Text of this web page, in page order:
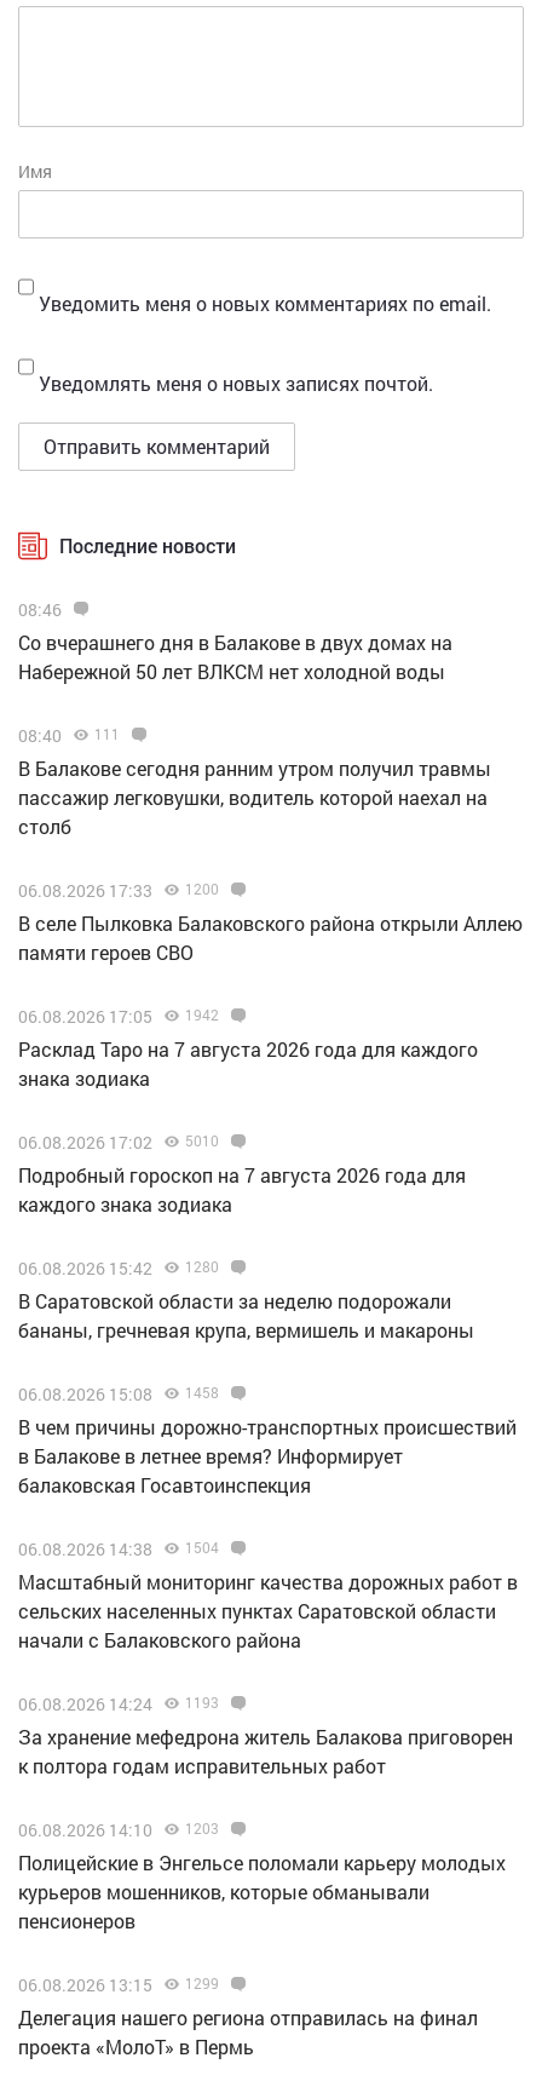
Имя
Уведомить меня о новых комментариях по email.
Уведомлять меня о новых записях почтой.
Последние новости
08:46
Со вчерашнего дня в Балакове в двух домах на
Набережной 50 лет ВЛКСМ нет холодной воды
08:40 111
В Балакове сегодня ранним утром получил травмы
пассажир легковушки, водитель которой наехал на
столб
06.08.2026 17:33 1200
В селе Пылковка Балаковского района открыли Аллею
памяти героев СВО
06.08.2026 17:05 1942
Расклад Таро на 7 августа 2026 года для каждого
знака зодиака
06.08.2026 17:02 5010
Подробный гороскоп на 7 августа 2026 года для
каждого знака зодиака
06.08.2026 15:42 1280
В Саратовской области за неделю подорожали
бананы, гречневая крупа, вермишель и макароны
06.08.2026 15:08 1458
В чем причины дорожно-транспортных происшествий
в Балакове в летнее время? Информирует
балаковская Госавтоинспекция
06.08.2026 14:38 1504
Масштабный мониторинг качества дорожных работ в
сельских населенных пунктах Саратовской области
начали с Балаковского района
06.08.2026 14:24 1193
За хранение мефедрона житель Балакова приговорен
к полтора годам исправительных работ
06.08.2026 14:10 1203
Полицейские в Энгельсе поломали карьеру молодых
курьеров мошенников, которые обманывали
пенсионеров
06.08.2026 13:15 1299
Делегация нашего региона отправилась на финал
проекта «МолоТ» в Пермь